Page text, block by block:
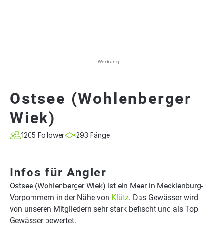
Werbung
Ostsee (Wohlenberger
Wiek)
1205 Follower 293 Fänge
Infos für Angler
Ostsee (Wohlenberger Wiek) ist ein Meer in Mecklenburg-
Vorpommern in der Nähe von Klütz. Das Gewässer wird
von unseren Mitgliedern sehr stark befischt und als Top
Gewässer bewertet.